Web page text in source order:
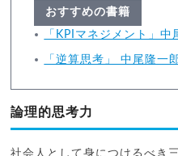
おすすめの書籍
「KPIマネジメント」中
「逆算思考」 中尾隆一
論理的思考力
社会人として身につけるべき